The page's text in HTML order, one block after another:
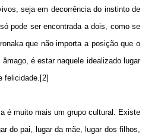
seja em decorrência do instinto de
pode ser encontrada a dois, como se
que não importa a posição que o
é estar naquele idealizado lugar
felicidade.[2]
é muito mais um grupo cultural. Existe
do pai, lugar da mãe, lugar dos filhos,